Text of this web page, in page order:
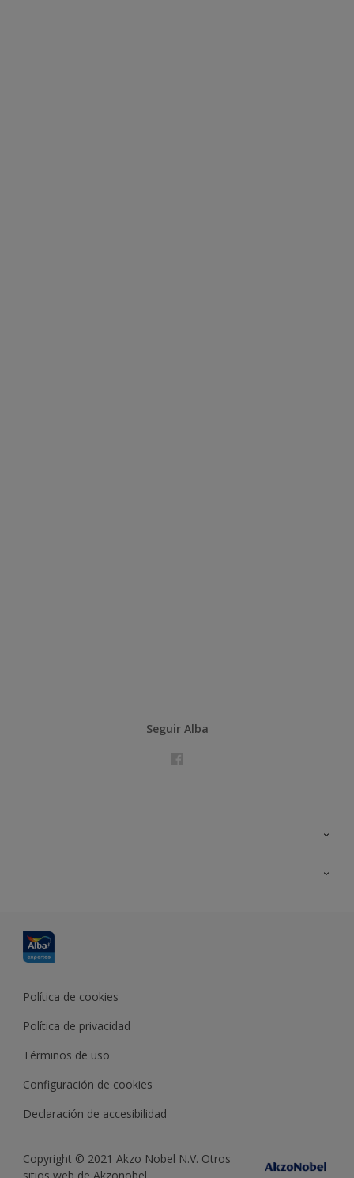
Seguir Alba
Política de cookies
Política de privacidad
Términos de uso
Configuración de cookies
Declaración de accesibilidad
Copyright © 2021 Akzo Nobel N.V. Otros
sitios web de Akzonobel